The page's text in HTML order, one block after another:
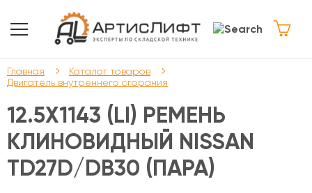
Главная
Каталог товаров
Двигатель внутреннего сгорания
12.5X1143 (LI) РЕМЕНЬ
КЛИНОВИДНЫЙ NISSAN
TD27D/DB30 (ПАРА)